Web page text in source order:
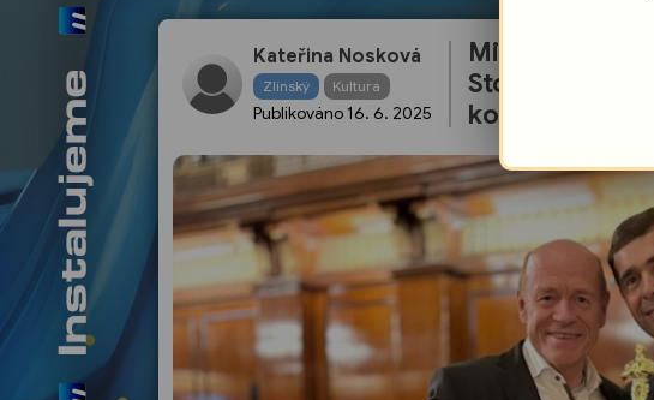
Kateřina Nosková
Zlínský Kultura
Publikováno 16. 6. 2025
Mimořádný
Stodůlka
kongresu v